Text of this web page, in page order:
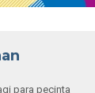
para pecinta